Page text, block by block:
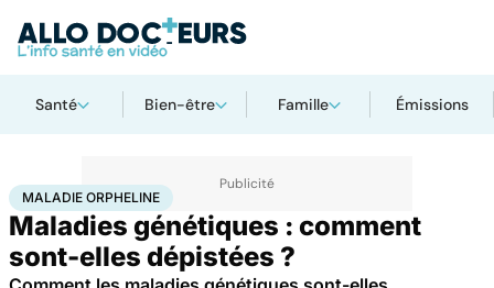
Santé Bien-être Famille Émissions
AccueilSantéMaladiesMaladie orpheline
MALADIE ORPHELINE
Maladies génétiques : comment
sont-elles dépistées ?